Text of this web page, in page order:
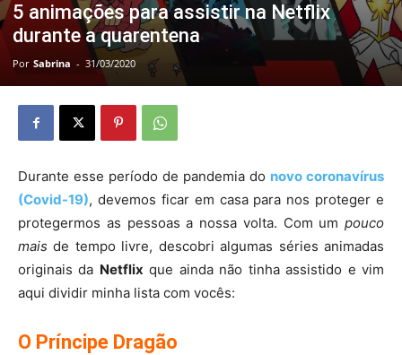
5 animações para assistir na Netflix
durante a quarentena
Por Sabrina - 31/03/2020
Durante esse período de pandemia do novo coronavírus
(Covid-19), devemos ficar em casa para nos proteger e
protegermos as pessoas a nossa volta. Com um pouco
mais de tempo livre, descobri algumas séries animadas
originais da Netflix que ainda não tinha assistido e vim
aqui dividir minha lista com vocês:
O Príncipe Dragão